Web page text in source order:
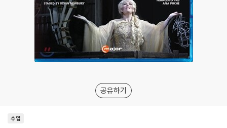
공유하기
수입